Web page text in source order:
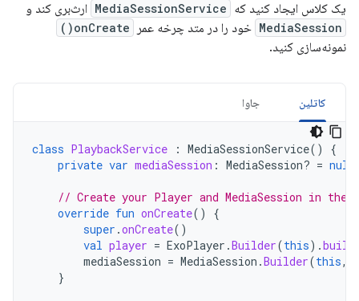
یک کلاس ایجاد کنید که MediaSessionService ارث‌بری کند و
MediaSession خود را در متد چرخه عمر onCreate()
نمونه‌سازی کنید.
کاتلین جاوا
class PlaybackService : MediaSessionService()
{
private var mediaSession : MediaSession? = null
// Create your Player and MediaSession in the
override fun onCreate()
{
super .onCreate()
val player = ExoPlayer .Builder(this).build
mediaSession = MediaSession .Builder(this,
}